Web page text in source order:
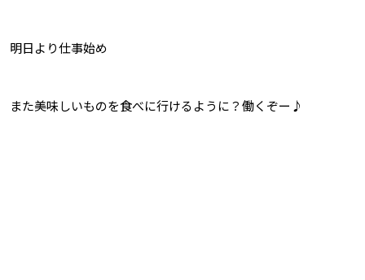
明日より仕事始め
また美味しいものを食べに行けるように？働くぞー♪